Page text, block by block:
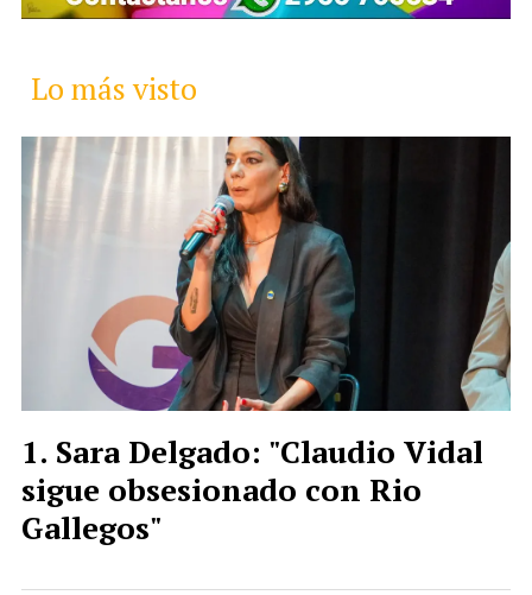
Lo más visto
Sara Delgado: "Claudio Vidal
sigue obsesionado con Rio
Gallegos"